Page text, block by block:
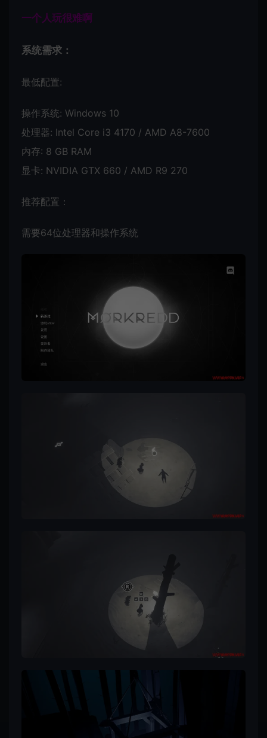
一个人玩很难啊
系统需求：
最低配置:
操作系统: Windows 10
处理器: Intel Core i3 4170 / AMD A8-7600
内存: 8 GB RAM
显卡: NVIDIA GTX 660 / AMD R9 270
推荐配置：
需要64位处理器和操作系统